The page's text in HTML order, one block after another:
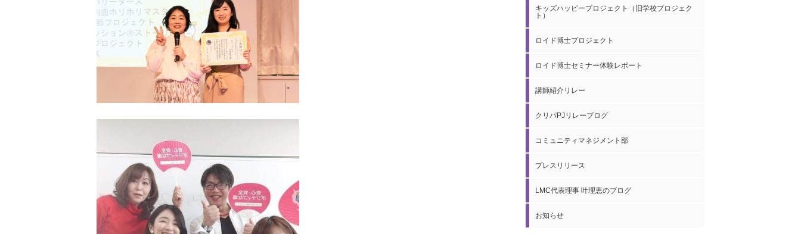
キッズハッピープロジェクト（旧学校プロジェク
ト）
ロイド博士プロジェクト
ロイド博士セミナー体験レポート
講師紹介リレー
クリパPJリレーブログ
コミュニティマネジメント部
プレスリリース
LMC代表理事 叶理恵のブログ
お知らせ